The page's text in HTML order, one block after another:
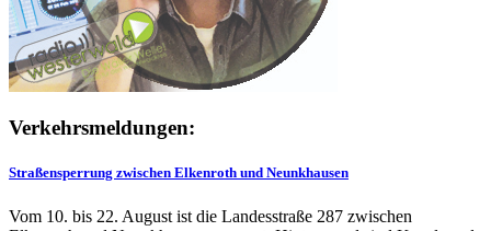
Verkehrsmeldungen:
Straßensperrung zwischen Elkenroth und Neunkhausen
Vom 10. bis 22. August ist die Landesstraße 287 zwischen